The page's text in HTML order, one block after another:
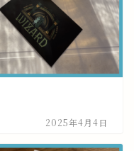
2025年4月4日